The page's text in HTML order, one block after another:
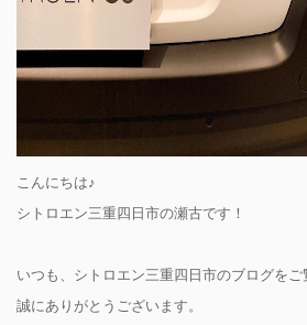
こんにちは♪
シトロエン三重四日市の瀬古です！
いつも、シトロエン三重四日市のブログをご
誠にありがとうございます。